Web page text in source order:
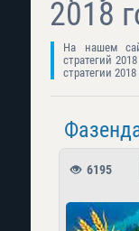
2018
На нашем
стратегий
стратегии
6195